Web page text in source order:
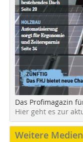
Das Profimagazin
Hier geht es zur
Weitere